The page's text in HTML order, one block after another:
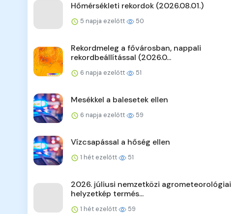
Hőmérsékleti rekordok (2026.08.01.)
5 napja ezelőtt 50
Rekordmeleg a fővárosban, nappali
rekordbeállítással (2026.0...
6 napja ezelőtt 51
Mesékkel a balesetek ellen
6 napja ezelőtt 59
Vízcsapással a hőség ellen
1 hét ezelőtt 51
2026. júliusi nemzetközi agrometeorológiai
helyzetkép termés...
1 hét ezelőtt 59